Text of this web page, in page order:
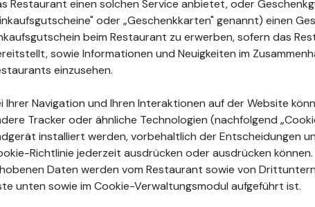
Restaurant einen solchen Service anbietet, oder
oder „Geschenkkarten" genannt) einen
beim Restaurant zu erwerben, sofern das
sowie Informationen und Neuigkeiten im
einzusehen.
Ihrer Navigation und Ihren Interaktionen auf der Website
Tracker oder ähnliche Technologien (nachfolgend
installiert werden, vorbehaltlich der Entscheidungen
Richtlinie jederzeit ausdrücken oder ausdrücken
Daten werden vom Restaurant sowie von
unten sowie im Cookie-Verwaltungsmodul aufgeführt ist.